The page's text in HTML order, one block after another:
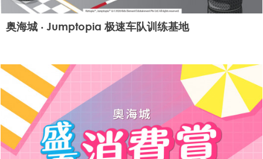
奥海城 ‧ Jumptopia 极速车队训练基地